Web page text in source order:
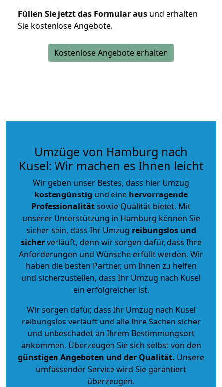
Füllen Sie jetzt das Formular aus und erhalten
Sie kostenlose Angebote.
Kostenlose Angebote erhalten
Umzüge von Hamburg nach
Kusel: Wir machen es Ihnen leicht
Wir geben unser Bestes, dass hier Umzug
kostengünstig und eine hervorragende
Professionalitätsowie Qualität bietet. Mit
unserer Unterstützung in Hamburg können Sie
sicher sein, dass Ihr Umzug reibungslos und
sicherverläuft, denn wir sorgen dafür, dass Ihre
Anforderungen und Wünsche erfüllt werden. Wir
haben die besten Partner, um Ihnen zu helfen
und sicherzustellen, dass Ihr Umzug nach Kusel
ein erfolgreicher ist.
Wir sorgen dafür, dass Ihr Umzug nach Kusel
reibungslos verläuft und alle Ihre Sachen sicher
und unbeschadet an Ihrem Bestimmungsort
ankommen. Überzeugen Sie sich selbst von den
günstigen Angeboten und der Qualität. Unsere
umfassender Service wird Sie garantiert
überzeugen.